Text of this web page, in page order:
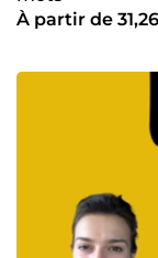
À partir de